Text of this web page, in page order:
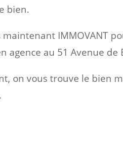
bien.
maintenant IMMOVANT
agence au 51 Avenue de
on vous trouve le bien